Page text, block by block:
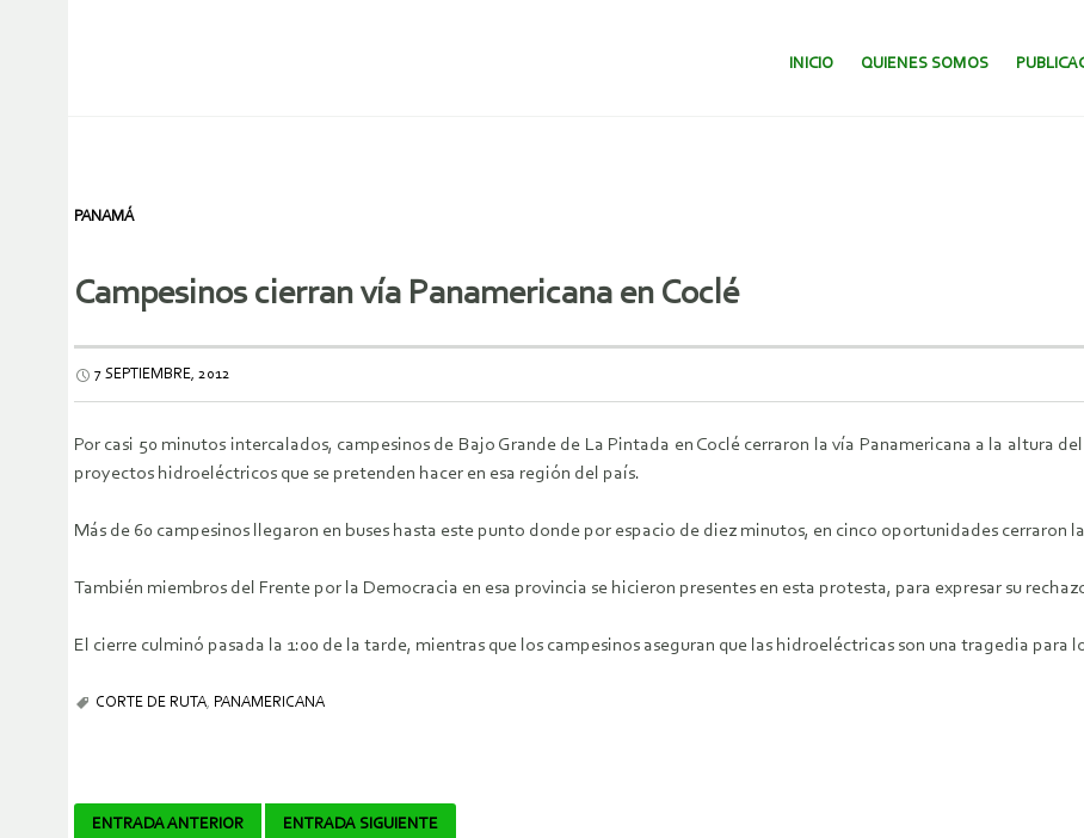
SALTAR AL CONTENIDO.
INICIO QUIENES SOMOS
PANAMÁ
Campesinos cierran vía Panamericana en Coclé
7 SEPTIEMBRE, 2012
Por casi 50 minutos intercalados, campesinos de Bajo Grande de La Pintada en Coclé cerraron la vía Panamericana a la altura
proyectos hidroeléctricos que se pretenden hacer en esa región del país.
Más de 60 campesinos llegaron en buses hasta este punto donde por espacio de diez minutos, en cinco oportunidades cerraron
También miembros del Frente por la Democracia en esa provincia se hicieron presentes en esta protesta, para expresar su
El cierre culminó pasada la 1:00 de la tarde, mientras que los campesinos aseguran que las hidroeléctricas son una tragedia para
CORTE DE RUTA, PANAMERICANA
ENTRADA ANTERIOR ENTRADA SIGUIENTE